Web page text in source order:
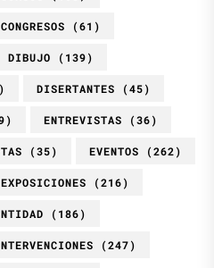
CONGRESOS (61)
DIBUJO (139)
DISERTANTES (45)
ENTREVISTAS (36)
(35) EVENTOS (262)
EXPOSICIONES (216)
(186)
INTERVENCIONES (247)